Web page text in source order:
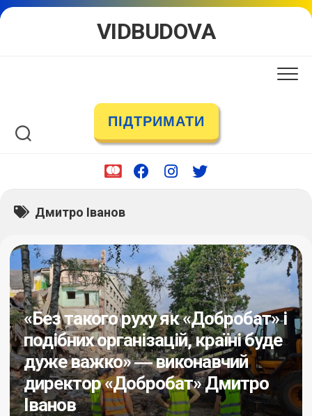
Skip
VIDBUDOVA
ПІДТРИМАТИ
Дмитро Іванов
«Без такого руху як «Добробат» і
подібних організацій, країні буде
дуже важко» ― виконавчий
директор «Добробат» Дмитро
Іванов